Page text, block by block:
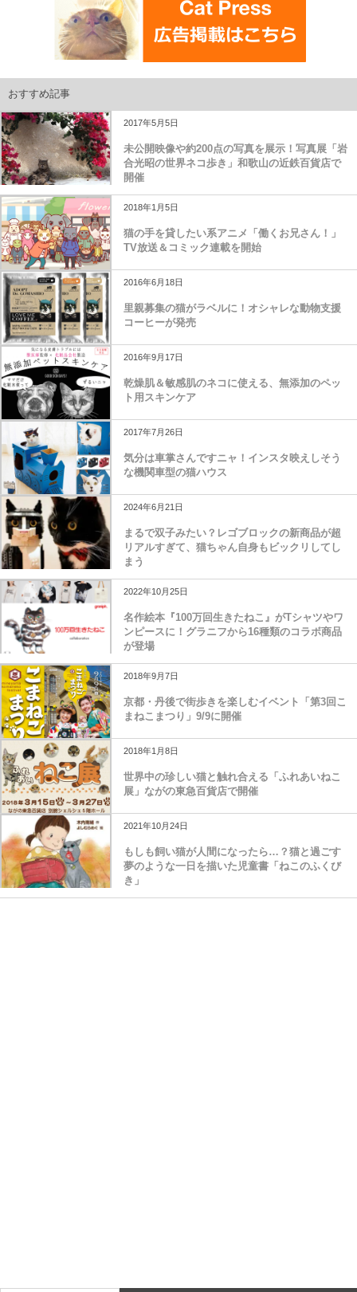
おすすめ記事
2017年5月5日
未公開映像や約200点の写真を展示！写真展「岩
合光昭の世界ネコ歩き」和歌山の近鉄百貨店で
開催
2018年1月5日
猫の手を貸したい系アニメ「働くお兄さん！」
TV放送＆コミック連載を開始
2016年6月18日
里親募集の猫がラベルに！オシャレな動物支援
コーヒーが発売
2016年9月17日
乾燥肌＆敏感肌のネコに使える、無添加のペッ
ト用スキンケア
2017年7月26日
気分は車掌さんですニャ！インスタ映えしそう
な機関車型の猫ハウス
2024年6月21日
まるで双子みたい？レゴブロックの新商品が超
リアルすぎて、猫ちゃん自身もビックリしてし
まう
2022年10月25日
名作絵本『100万回生きたねこ』がTシャツやワ
ンピースに！グラニフから16種類のコラボ商品
が登場
2018年9月7日
京都・丹後で街歩きを楽しむイベント「第3回こ
まねこまつり」9/9に開催
2018年1月8日
世界中の珍しい猫と触れ合える「ふれあいねこ
展」ながの東急百貨店で開催
2021年10月24日
もしも飼い猫が人間になったら…？猫と過ごす
夢のような一日を描いた児童書「ねこのふくび
き」